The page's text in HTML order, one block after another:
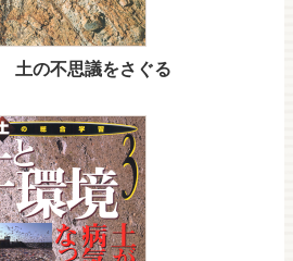
土の不思議をさぐる